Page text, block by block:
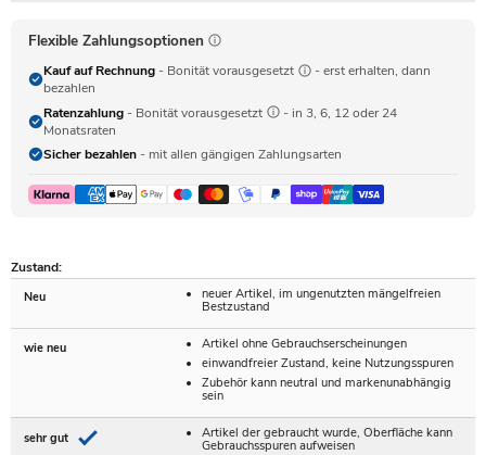
Flexible Zahlungsoptionen
Kauf auf Rechnung - Bonität vorausgesetzt
- erst erhalten, dann
bezahlen
Ratenzahlung - Bonität vorausgesetzt
- in 3, 6, 12 oder 24
Monatsraten
Sicher bezahlen - mit allen gängigen Zahlungsarten
Zustand:
Neu
neuer Artikel, im ungenutzten mängelfreien
Bestzustand
wie neu
Artikel ohne Gebrauchserscheinungen
einwandfreier Zustand, keine Nutzungsspuren
Zubehör kann neutral und markenunabhängig
sein
sehr gut
Artikel der gebraucht wurde, Oberfläche kann
Gebrauchsspuren aufweisen